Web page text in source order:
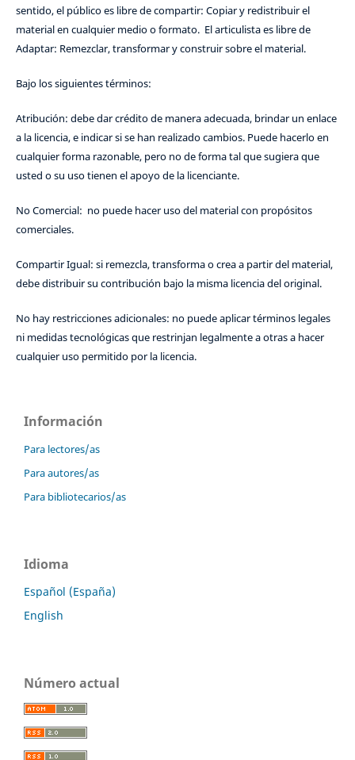
sentido, el público es libre de compartir: Copiar y redistribuir el
material en cualquier medio o formato. El articulista es libre de
Adaptar: Remezclar, transformar y construir sobre el material.
Bajo los siguientes términos:
Atribución: debe dar crédito de manera adecuada, brindar un enlace
a la licencia, e indicar si se han realizado cambios. Puede hacerlo en
cualquier forma razonable, pero no de forma tal que sugiera que
usted o su uso tienen el apoyo de la licenciante.
No Comercial: no puede hacer uso del material con propósitos
comerciales.
Compartir Igual: si remezcla, transforma o crea a partir del material,
debe distribuir su contribución bajo la misma licencia del original.
No hay restricciones adicionales: no puede aplicar términos legales
ni medidas tecnológicas que restrinjan legalmente a otras a hacer
cualquier uso permitido por la licencia.
Información
Para lectores/as
Para autores/as
Para bibliotecarios/as
Idioma
Español (España)
English
Número actual